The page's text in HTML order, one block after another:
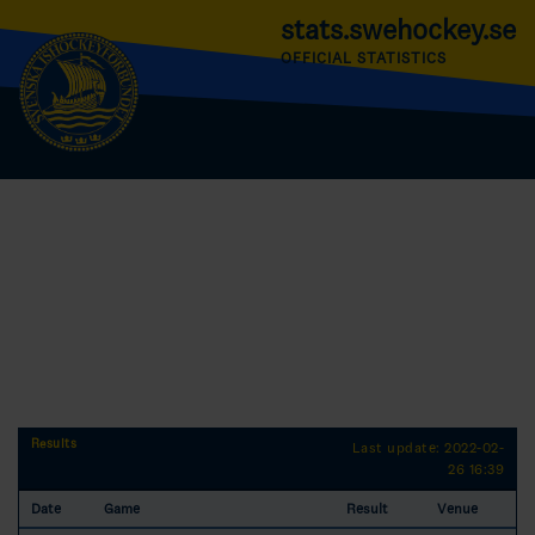
stats.swehockey.se
OFFICIAL STATISTICS
Results
Last update: 2022-02-
26 16:39
Date Game Result Venue